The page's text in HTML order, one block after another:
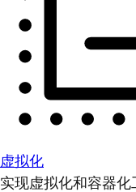
虚拟化
实现虚拟化和容器化